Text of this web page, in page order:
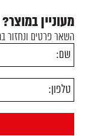
מעוניין במוצר?
השאר פרטים ונחזור